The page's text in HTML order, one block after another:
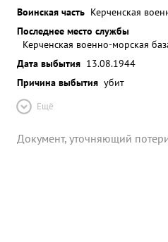
Воинская часть Керченская
Последнее место службы
Керченская военно-морская
Дата выбытия 13.08.1944
Причина выбытия убит
Ещё
Документ, уточняющий